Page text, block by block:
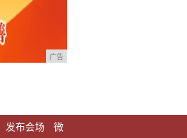
广告
发布会场
微